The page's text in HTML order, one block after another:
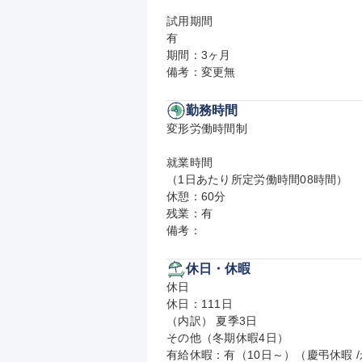
試用期間
有
期間：3ヶ月
備考：変更無
勤務時間
変形労働時間制
就業時間
（1日あたり所定労働時間08時間）
休憩：60分
残業：有
備考：
休日・休暇
休日
休日：111日
（内訳） 夏季3日
その他（冬期休暇4日）
有給休暇：有（10日～）（慶弔休暇 /